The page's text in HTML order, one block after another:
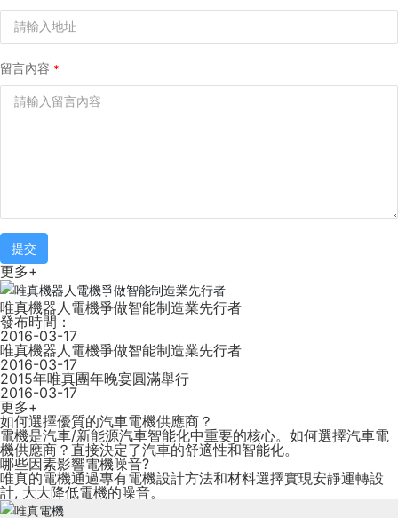
留言內容
提交
更多+
唯真機器人電機爭做智能制造業先行者
發布時間：
2016-03-17
唯真機器人電機爭做智能制造業先行者
2016-03-17
2015年唯真團年晚宴圓滿舉行
2016-03-17
更多+
如何選擇優質的汽車電機供應商？
電機是汽車/新能源汽車智能化中重要的核心。如何選擇汽車電
機供應商？直接決定了汽車的舒適性和智能化。
哪些因素影響電機噪音?
唯真的電機通過專有電機設計方法和材料選擇實現安靜運轉設
計, 大大降低電機的噪音。